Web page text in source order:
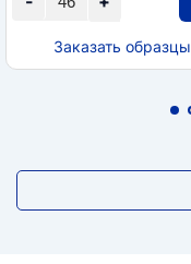
Заказать образцы